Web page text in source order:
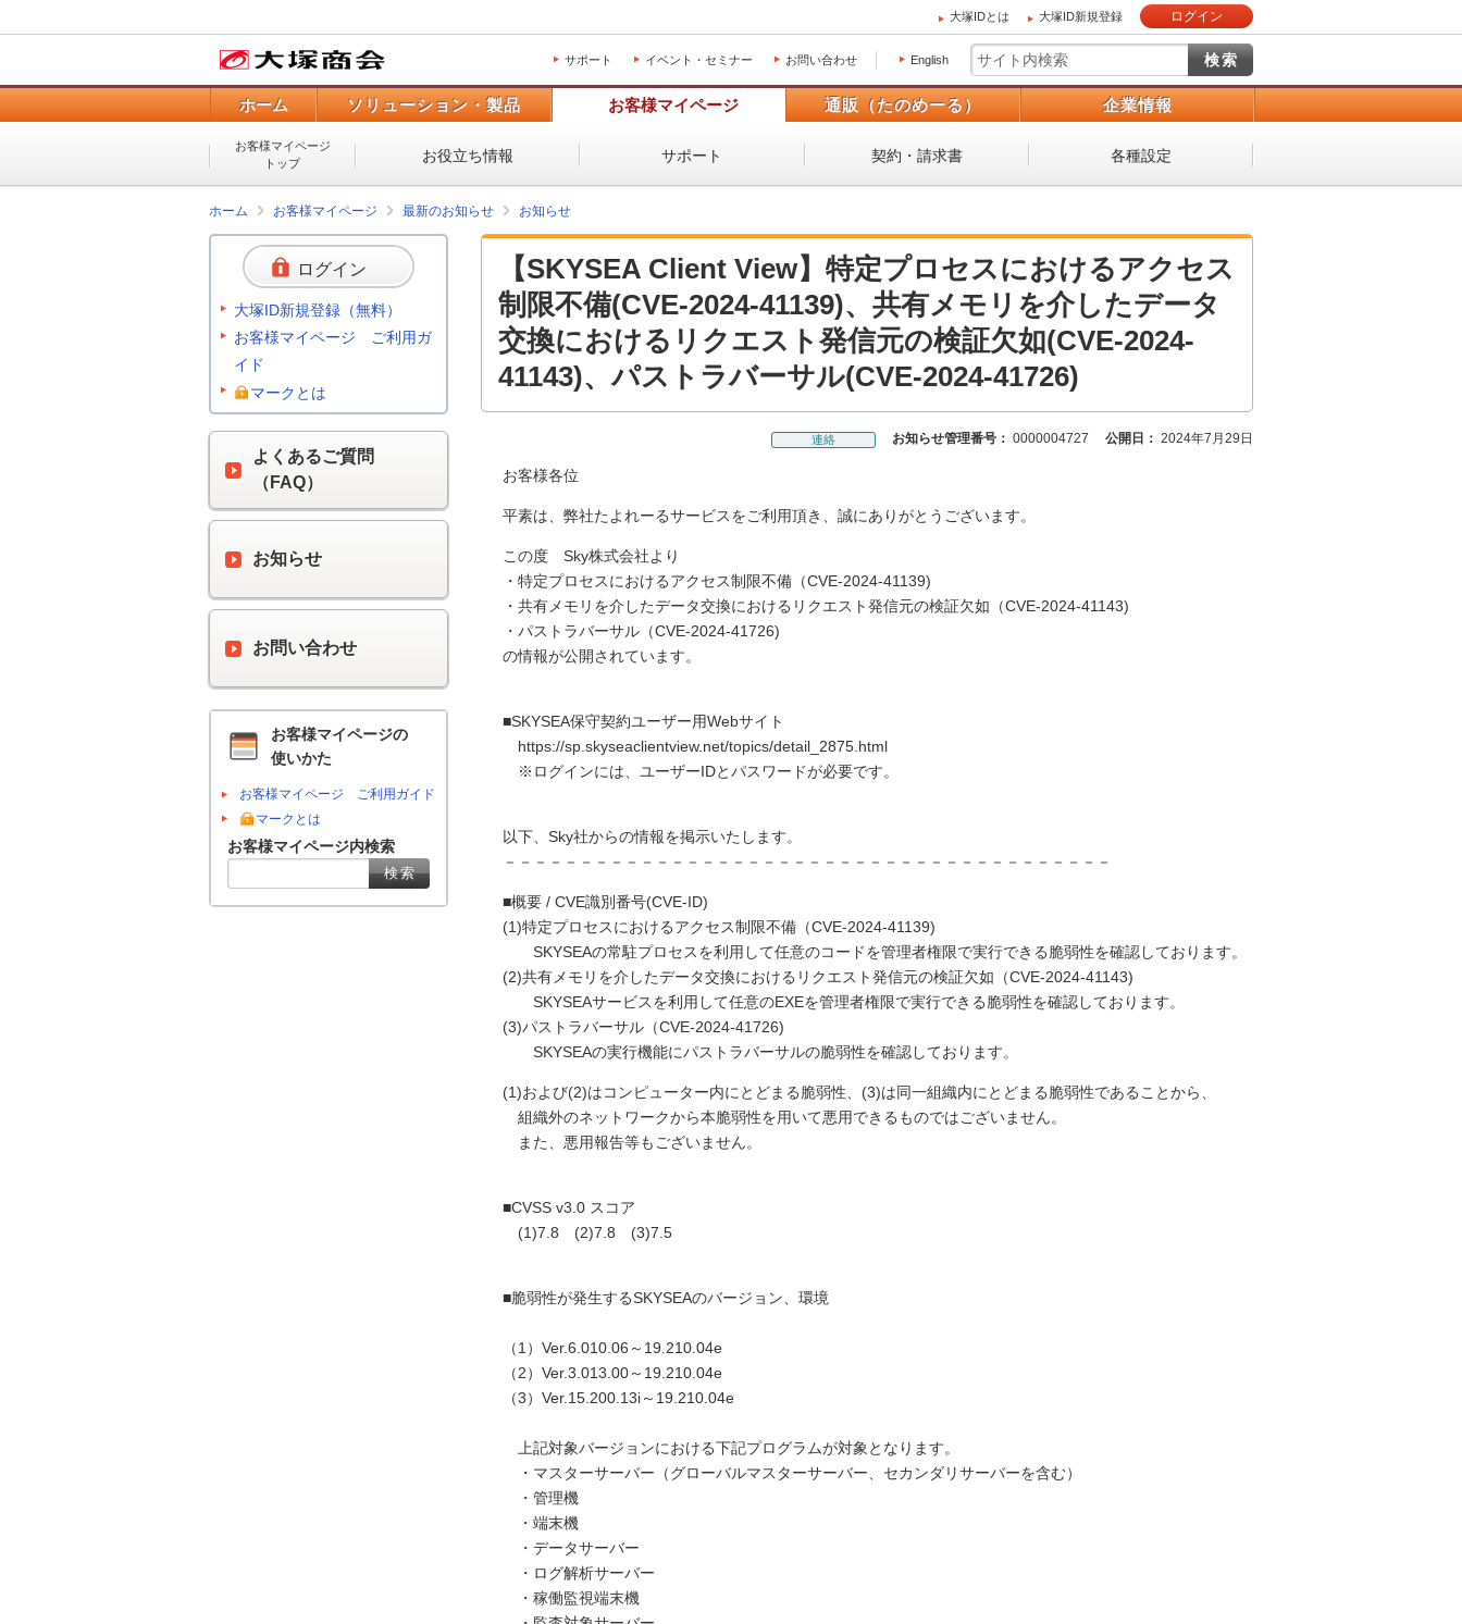
大塚IDとは 大塚ID新規登録 ログイン
サポート イベント・セミナー お問い合わせ English
ホーム ソリューション・製品 お客様マイページ 通販（たのめーる） 企業情報
お客様マイページ
トップ
お役立ち情報 サポート 契約・請求書 各種設定
ホーム お客様マイページ 最新のお知らせ お知らせ
【SKYSEA Client View】特定プロセスにおけるアクセス
制限不備(CVE-2024-41139)、共有メモリを介したデータ
交換におけるリクエスト発信元の検証欠如(CVE-2024-
41143)、パストラバーサル(CVE-2024-41726)
連絡 お知らせ管理番号： 0000004727 公開日： 2024年7月29日
お客様各位
平素は、弊社たよれーるサービスをご利用頂き、誠にありがとうございます。
この度 Sky株式会社より
・特定プロセスにおけるアクセス制限不備（CVE-2024-41139)
・共有メモリを介したデータ交換におけるリクエスト発信元の検証欠如（CVE-2024-41143)
・パストラバーサル（CVE-2024-41726)
の情報が公開されています。
■SKYSEA保守契約ユーザー用Webサイト
https://sp.skyseaclientview.net/topics/detail_2875.html
※ログインには、ユーザーIDとパスワードが必要です。
以下、Sky社からの情報を掲示いたします。
－－－－－－－－－－－－－－－－－－－－－－－－－－－－－－－－－－－－－－－－
■概要 / CVE識別番号(CVE-ID)
(1)特定プロセスにおけるアクセス制限不備（CVE-2024-41139)
SKYSEAの常駐プロセスを利用して任意のコードを管理者権限で実行できる脆弱性を確認しております。
(2)共有メモリを介したデータ交換におけるリクエスト発信元の検証欠如（CVE-2024-41143)
SKYSEAサービスを利用して任意のEXEを管理者権限で実行できる脆弱性を確認しております。
(3)パストラバーサル（CVE-2024-41726)
SKYSEAの実行機能にパストラバーサルの脆弱性を確認しております。
(1)および(2)はコンピューター内にとどまる脆弱性、(3)は同一組織内にとどまる脆弱性であることから、
組織外のネットワークから本脆弱性を用いて悪用できるものではございません。
また、悪用報告等もございません。
■CVSS v3.0 スコア
(1)7.8 (2)7.8 (3)7.5
■脆弱性が発生するSKYSEAのバージョン、環境
（1）Ver.6.010.06～19.210.04e
（2）Ver.3.013.00～19.210.04e
（3）Ver.15.200.13i～19.210.04e
上記対象バージョンにおける下記プログラムが対象となります。
・マスターサーバー（グローバルマスターサーバー、セカンダリサーバーを含む）
・管理機
・端末機
・データサーバー
・ログ解析サーバー
・稼働監視端末機
ログイン
大塚ID新規登録（無料）
お客様マイページ ご利用ガ
イド
マークとは
よくあるご質問
（FAQ）
お知らせ
お問い合わせ
お客様マイページの
使いかた
お客様マイページ ご利用ガイド
マークとは
お客様マイページ内検索